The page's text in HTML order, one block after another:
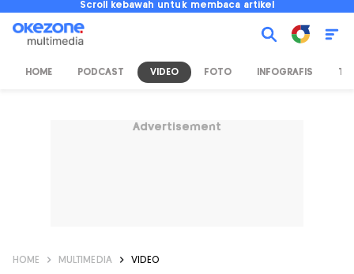
Scroll kebawah untuk membaca artikel
HOME PODCAST VIDEO FOTO INFOGRAFIS TV
Advertisement
HOME MULTIMEDIA VIDEO